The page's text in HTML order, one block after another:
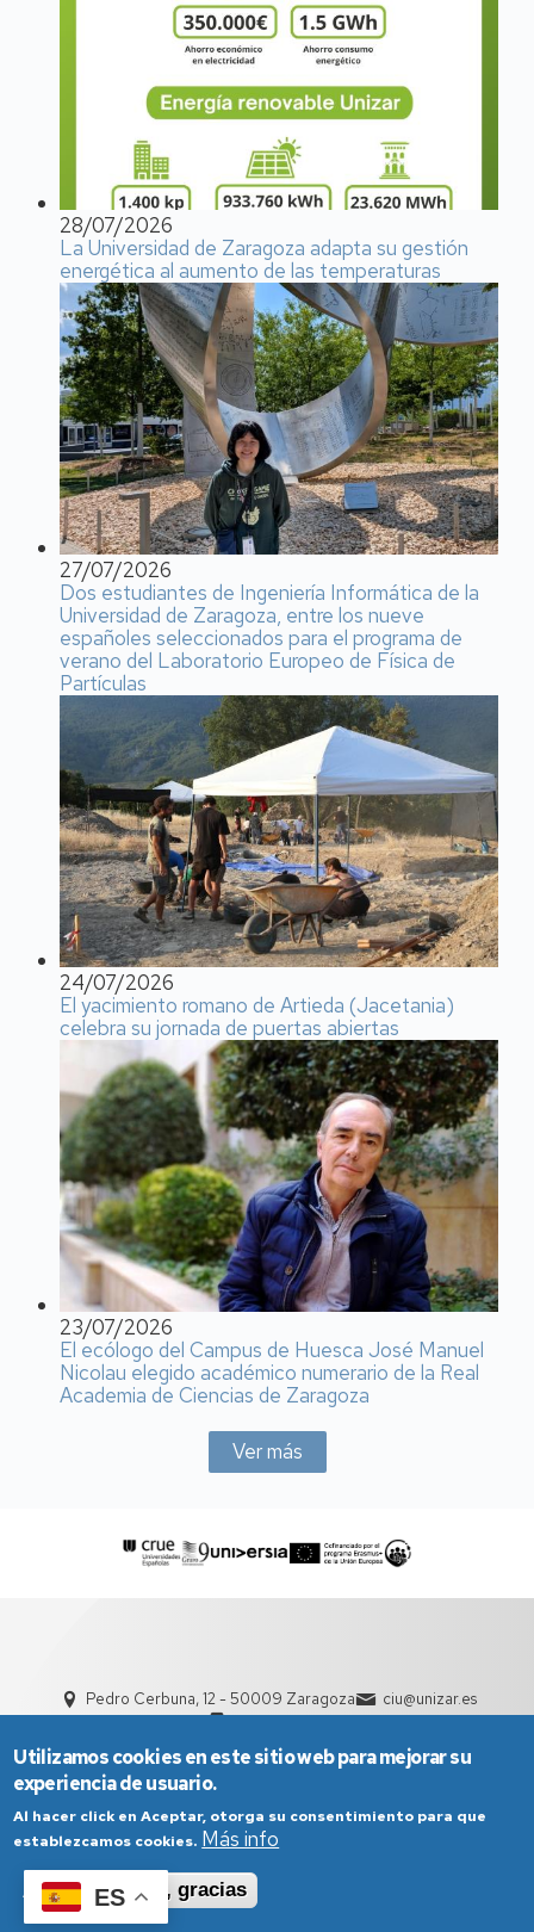
ES
28/07/2026
La Universidad de Zaragoza adapta su gestión
energética al aumento de las temperaturas
27/07/2026
Dos estudiantes de Ingeniería Informática de la
Universidad de Zaragoza, entre los nueve
españoles seleccionados para el programa de
verano del Laboratorio Europeo de Física de
Partículas
24/07/2026
El yacimiento romano de Artieda (Jacetania)
celebra su jornada de puertas abiertas
23/07/2026
El ecólogo del Campus de Huesca José Manuel
Nicolau elegido académico numerario de la Real
Academia de Ciencias de Zaragoza
Ver más
Pedro Cerbuna, 12 - 50009 Zaragoza
ciu@unizar.es
Aviso Legal
Condiciones generales de uso
Política de Privacidad
Utilizamos cookies en este sitio web para mejorar su
experiencia de usuario.
Al hacer click en Aceptar, otorga su consentimiento para que
establezcamos cookies. Más info
Aceptar
No, gracias